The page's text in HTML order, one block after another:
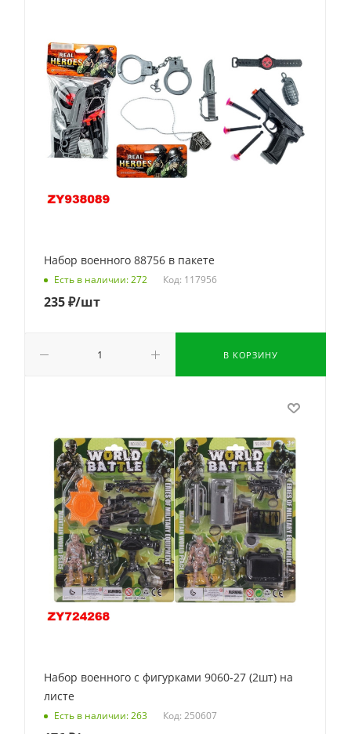
Набор военного 88756 в пакете
Есть в наличии: 272 Код: 117956
235₽/шт
В КОРЗИНУ
Набор военного с фигурками 9060-27 (2шт) на
листе
Есть в наличии: 263 Код: 250607